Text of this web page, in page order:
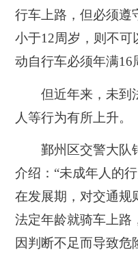
行车上路，但必须遵
小于12周岁，则不
动自行车必须年满16
但近年来，未到
人等行为有所上升。
鄞州区交警大队
介绍：“未成年人的
在发展期，对交通规
法定年龄就骑车上路
因判断不足而导致危